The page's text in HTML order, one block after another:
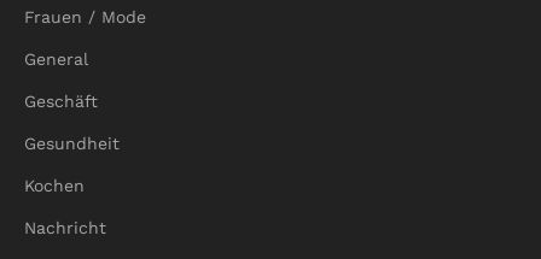
Frauen / Mode
General
Geschäft
Gesundheit
Kochen
Nachricht